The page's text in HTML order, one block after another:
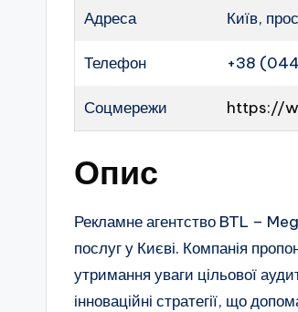
Адреса Київ,
Телефон +38
Соцмережи https://
Опис
Рекламне агентство BTL –
послуг у Києві. Компанія
утримання уваги цільової
інноваційні стратегії, що